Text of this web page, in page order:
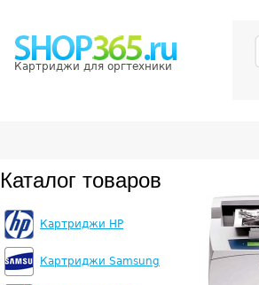
Картриджи для оргтехники
Каталог товаров
Картриджи HP
Картриджи Samsung